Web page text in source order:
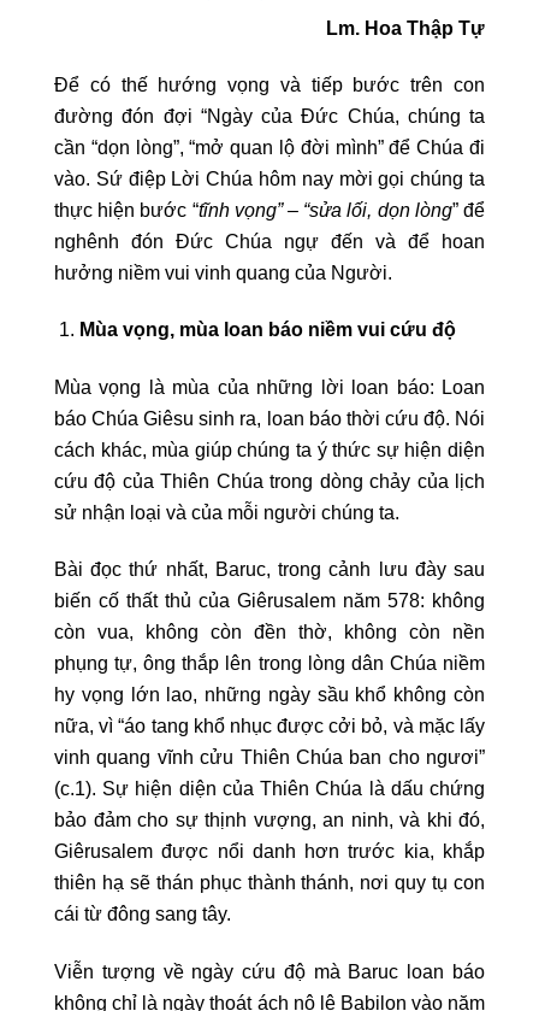
Lm. Hoa Thập Tự
Để có thế hướng vọng và tiếp bước trên con
đường đón đợi “Ngày của Đức Chúa, chúng ta
cần “dọn lòng”, “mở quan lộ đời mình” để Chúa đi
vào. Sứ điệp Lời Chúa hôm nay mời gọi chúng ta
thực hiện bước “tĩnh vọng” – “sửa lối, dọn lòng” để
nghênh đón Đức Chúa ngự đến và để hoan
hưởng niềm vui vinh quang của Người.
Mùa vọng, mùa loan báo niềm vui cứu độ
Mùa vọng là mùa của những lời loan báo: Loan
báo Chúa Giêsu sinh ra, loan báo thời cứu độ. Nói
cách khác, mùa giúp chúng ta ý thức sự hiện diện
cứu độ của Thiên Chúa trong dòng chảy của lịch
sử nhận loại và của mỗi người chúng ta.
Bài đọc thứ nhất, Baruc, trong cảnh lưu đày sau
biến cố thất thủ của Giêrusalem năm 578: không
còn vua, không còn đền thờ, không còn nền
phụng tự, ông thắp lên trong lòng dân Chúa niềm
hy vọng lớn lao, những ngày sầu khổ không còn
nữa, vì “áo tang khổ nhục được cởi bỏ, và mặc lấy
vinh quang vĩnh cửu Thiên Chúa ban cho ngươi”
(c.1). Sự hiện diện của Thiên Chúa là dấu chứng
bảo đảm cho sự thịnh vượng, an ninh, và khi đó,
Giêrusalem được nổi danh hơn trước kia, khắp
thiên hạ sẽ thán phục thành thánh, nơi quy tụ con
cái từ đông sang tây.
Viễn tượng về ngày cứu độ mà Baruc loan báo
không chỉ là ngày thoát ách nô lệ Babilon vào năm